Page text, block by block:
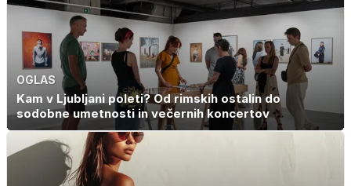
OGLAS
Kam v Ljubljani poleti? Od rimskih ostalin do
sodobne umetnosti in večernih koncertov